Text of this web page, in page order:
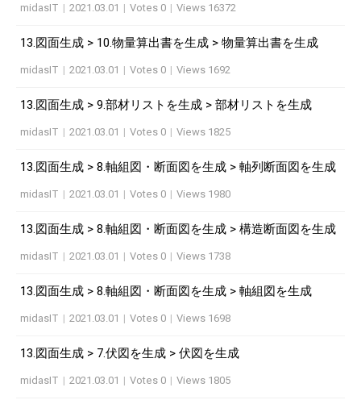
midasIT | 2021.03.01 | Votes 0 | Views 16372
13.図面生成 > 10.物量算出書を生成 > 物量算出書を生成
midasIT | 2021.03.01 | Votes 0 | Views 1692
13.図面生成 > 9.部材リストを生成 > 部材リストを生成
midasIT | 2021.03.01 | Votes 0 | Views 1825
13.図面生成 > 8.軸組図・断面図を生成 > 軸列断面図を生成
midasIT | 2021.03.01 | Votes 0 | Views 1980
13.図面生成 > 8.軸組図・断面図を生成 > 構造断面図を生成
midasIT | 2021.03.01 | Votes 0 | Views 1738
13.図面生成 > 8.軸組図・断面図を生成 > 軸組図を生成
midasIT | 2021.03.01 | Votes 0 | Views 1698
13.図面生成 > 7.伏図を生成 > 伏図を生成
midasIT | 2021.03.01 | Votes 0 | Views 1805